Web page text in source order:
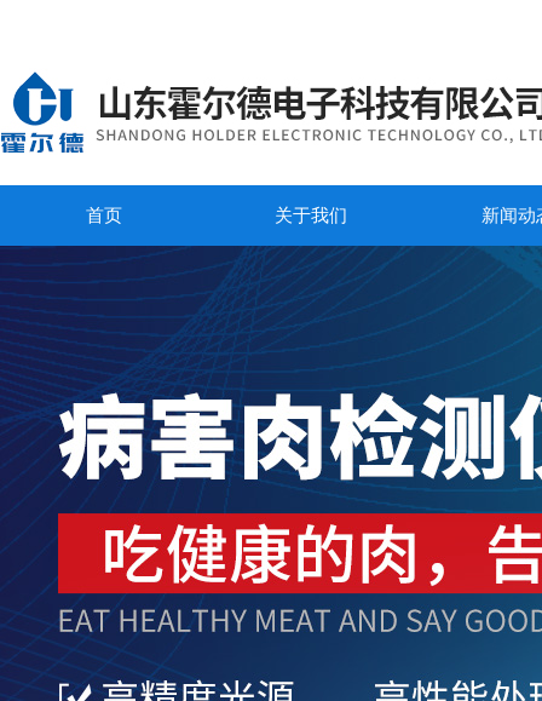
首页 关于我们 新闻动